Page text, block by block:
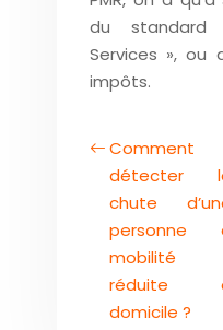
du standard
Services », ou
impôts.
Comment
détecter
chute
personne
mobilité
réduite
domicile ?